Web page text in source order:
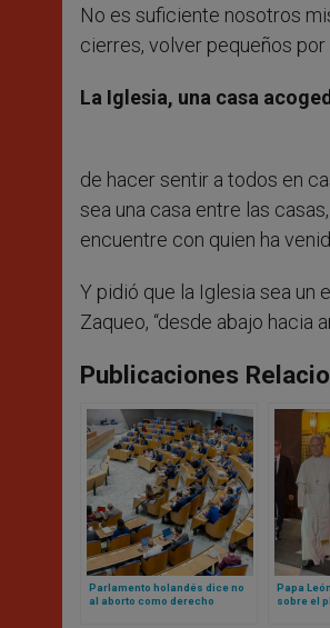
No es suficiente nosotros
cierres, volver pequeños
La Iglesia, una casa
de hacer sentir a todos en
sea una casa entre las
encuentre con quien ha
Y pidió que la Iglesia sea un
Zaqueo, “desde abajo hacia
Publicaciones
Parlamento holandés dice no
al aborto como derecho
Papa
sobre el